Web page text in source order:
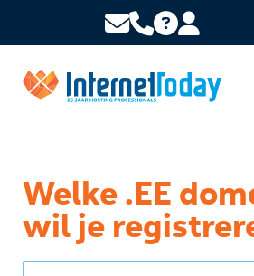
Welke .EE
wil je